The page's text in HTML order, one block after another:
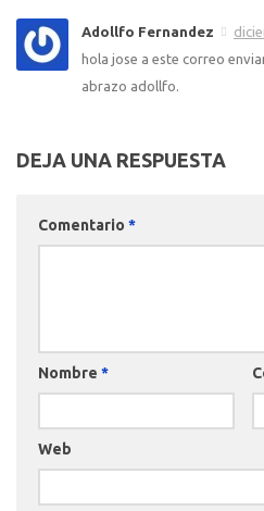
Adollfo Fernandez
hola jose a este correo
abrazo adollfo.
DEJA UNA RESPUESTA
Comentario *
Nombre *
Web